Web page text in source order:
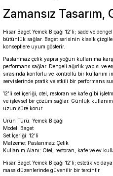
Zamansız Tasarım,
Hisar Baget Yemek Bıçağı 12’li; sade ve
bütünlük sağlar. Baget serisinin klasik
konseptlere uyum gösterir.
Paslanmaz çelik yapısı yoğun kullanıma
performans sağlar. Dengeli ağırlık yapısı ve
sırasında konforlu ve kontrollü bir kullanım
servislerinde pratik ve etkili bir performans
12’li set içeriği, otel, restoran ve kafe gibi
ve işlevsel bir çözüm sağlar. Günlük
uzun süre korur.
Ürün Türü: Yemek Bıçağı
Model: Baget
Set İçeriği: 12’li
Malzeme: Paslanmaz Çelik
Kullanım Alanı: Otel, restoran, kafe ve ev
Hisar Baget Yemek Bıçağı 12’li; estetik ve
masa düzenlerinde güvenilir bir tercihtir.